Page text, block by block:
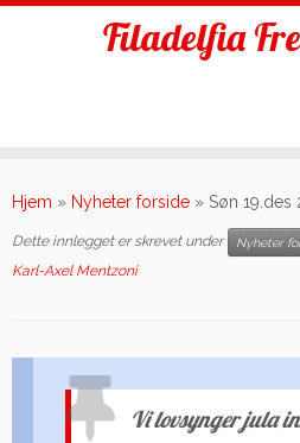
to
Filadelfia
Hjem » Nyheter forside » Søn 19.des
Dette innlegget er skrevet under Nyheter
Karl-Axel Mentzoni
Vi lovsynger jula